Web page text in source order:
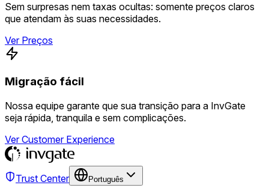
Sem surpresas nem taxas ocultas: somente preços claros
que atendam às suas necessidades.
Ver Preços
Migração fácil
Nossa equipe garante que sua transição para a InvGate
seja rápida, tranquila e sem complicações.
Ver Customer Experience
Trust Center Português